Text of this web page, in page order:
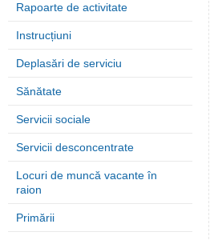
Rapoarte de activitate
Instrucțiuni
Deplasări de serviciu
Sănătate
Servicii sociale
Servicii desconcentrate
Locuri de muncă vacante în
raion
Primării